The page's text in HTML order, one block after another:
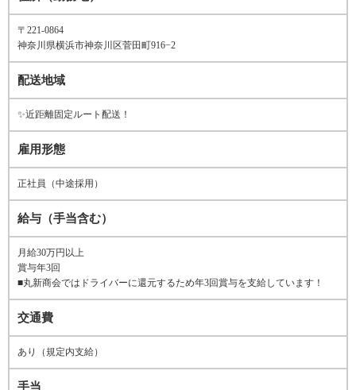
〒221-0864
神奈川県横浜市神奈川区菅田町916−2
配送地域
✨近距離固定ルート配送！
雇用形態
正社員（中途採用）
給与（手当含む）
月給30万円以上
賞与年3回
■丸新商会ではドライバーに還元するため年3回賞与を支給しています！
交通費
あり（規定内支給）
手当